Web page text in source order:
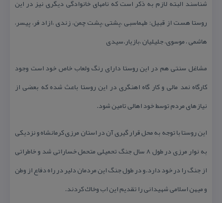
شناسند البته لازم به ذكر است كه نامهای خانوادگی دیگری نیز در این
روستا هست از قبیل: طهماسبی ،پشتی ،پشت چمن، زندی ،ازاد فر، پیسر،
هاشمی ، موسوی، جلیلیان ،بازیار.سیدی
مشاغل سنتی هم در این روستا دارای رنگ ولعاب خاص خود است وجود
كارگاه نمد مالی و كار گاه اهنگری در این روستا باعث شده كه بعضی از
نیازهای مردم توسط خود اهالی تامین شود.
این روستا با توجه به محل قرار گیری آن در استان مرزی كرمانشاه و نزدیكی
به نوار مرزی در طول ۸ سال جنگ تحمیلی متحمل خساراتی شد و خاطراتی
از جنگ را در خود دارد.و در طول جنگ این مردمان دلیر در راه دفاع از وطن
و میهن اسلامی شهیدانی را تقدیم این اب وخاك كردند.